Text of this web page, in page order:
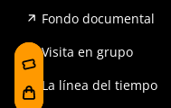
Fondo documental
Visita en grupo
La línea del tiempo